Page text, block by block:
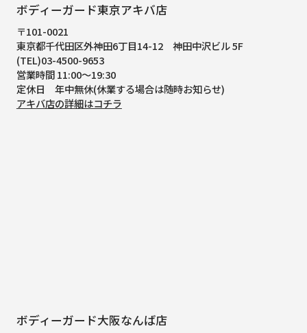
ボディーガード東京アキバ店
〒101-0021
東京都千代田区外神田6丁目14-12 神田中沢ビル 5F
(TEL)03-4500-9653
営業時間 11:00～19:30
定休日 年中無休(休業する場合は随時お知らせ)
アキバ店の詳細はコチラ
ボディーガード大阪なんば店